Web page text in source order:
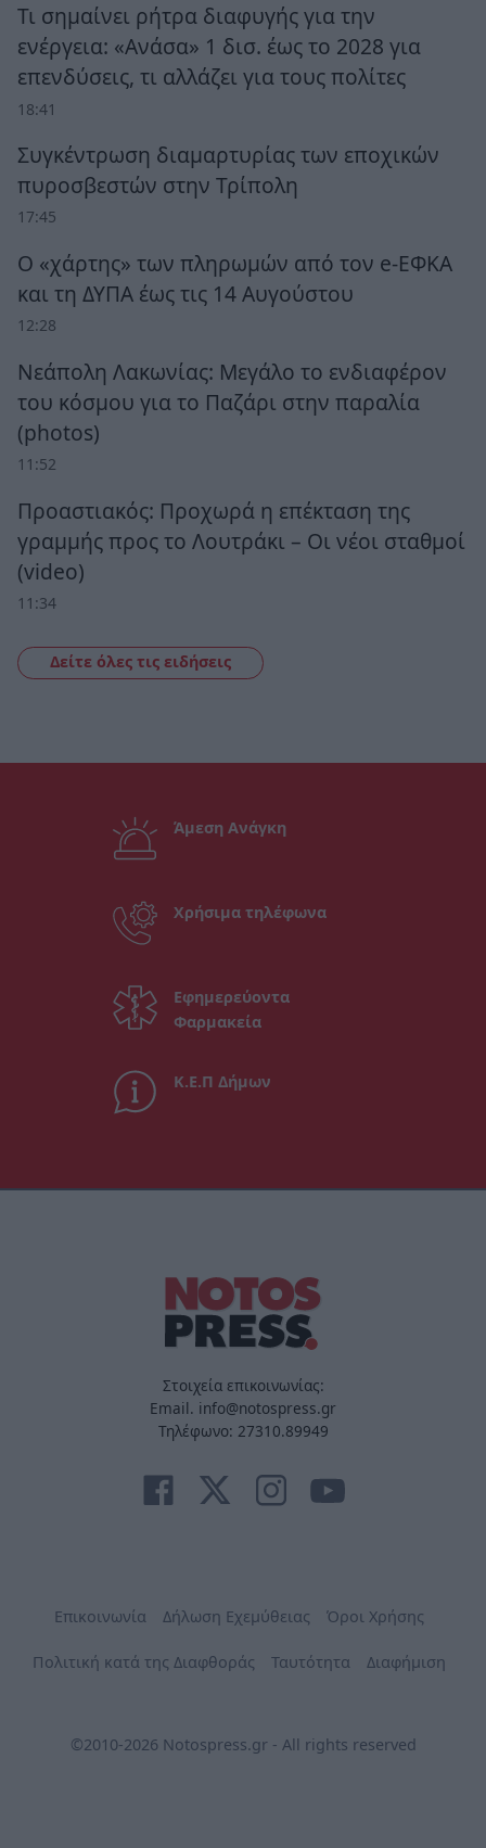
Τι σημαίνει ρήτρα διαφυγής για την
ενέργεια: «Ανάσα» 1 δισ. έως το 2028 για
επενδύσεις, τι αλλάζει για τους πολίτες
18:41
Συγκέντρωση διαμαρτυρίας των εποχικών
πυροσβεστών στην Τρίπολη
17:45
Ο «χάρτης» των πληρωμών από τον e-ΕΦΚΑ
και τη ΔΥΠΑ έως τις 14 Αυγούστου
12:28
Νεάπολη Λακωνίας: Μεγάλο το ενδιαφέρον
του κόσμου για το Παζάρι στην παραλία
(photos)
11:52
Προαστιακός: Προχωρά η επέκταση της
γραμμής προς το Λουτράκι – Οι νέοι σταθμοί
(video)
11:34
Δείτε όλες τις ειδήσεις
Άμεση Ανάγκη
Χρήσιμα τηλέφωνα
Εφημερεύοντα
Φαρμακεία
Κ.Ε.Π Δήμων
Στοιχεία επικοινωνίας:
Email. info@notospress.gr
Τηλέφωνο: 27310.89949
Επικοινωνία Δήλωση Εχεμύθειας Όροι Χρήσης
Πολιτική κατά της Διαφθοράς Ταυτότητα Διαφήμιση
©2010-2026 Notospress.gr - All rights reserved